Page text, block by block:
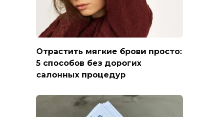
Отрастить мягкие брови просто:
5 способов без дорогих
салонных процедур